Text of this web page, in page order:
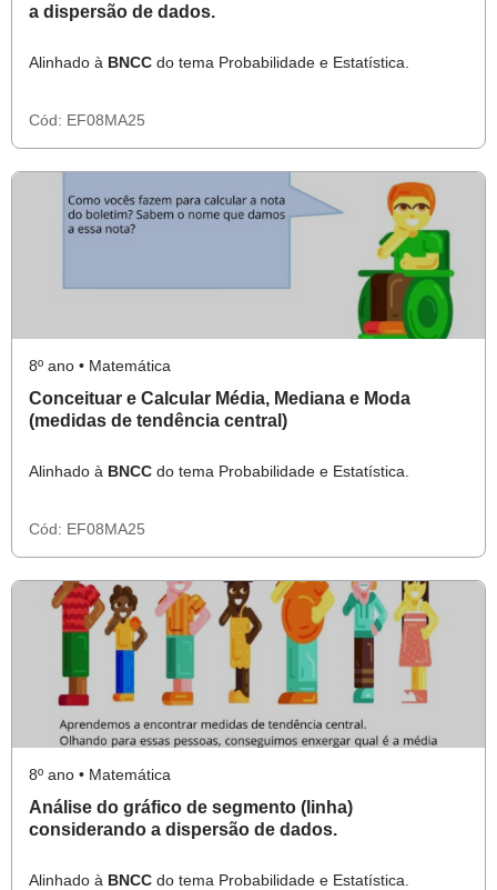
a dispersão de dados.
Alinhado à BNCC do tema Probabilidade e Estatística.
Cód: EF08MA25
8º ano • Matemática
Conceituar e Calcular Média, Mediana e Moda
(medidas de tendência central)
Alinhado à BNCC do tema Probabilidade e Estatística.
Cód: EF08MA25
8º ano • Matemática
Análise do gráfico de segmento (linha)
considerando a dispersão de dados.
Alinhado à BNCC do tema Probabilidade e Estatística.